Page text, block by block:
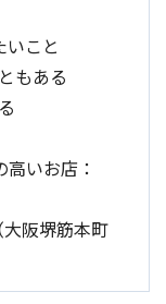
こと
もある
いお店：
大阪堺筋本町